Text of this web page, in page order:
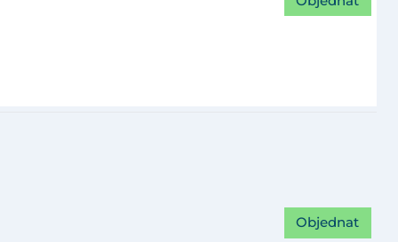
Objednat